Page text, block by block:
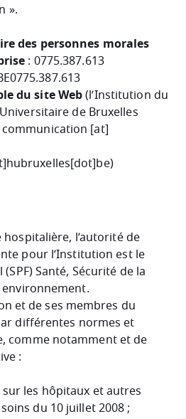
».
des personnes morales
: 0775.387.613
du site Web(l’Institution du
de Bruxelles
communication [at]
l’autorité de
pour l’Institution est le
Santé, Sécurité de la
et de ses membres du
différentes normes et
comme notamment et de
:
sur les hôpitaux et autres
du 10 juillet 2008 ;